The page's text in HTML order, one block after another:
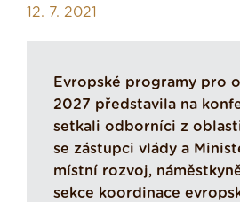
12. 7. 2021
Evropské programy pro
2027 představila na
setkali odborníci z
se zástupci vlády a
místní rozvoj,
sekce koordinace